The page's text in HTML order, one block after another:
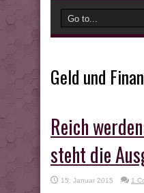
Geld und
Reich
steht die
15. Januar 2015 1